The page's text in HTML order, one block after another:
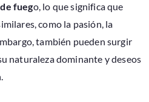
fuego, lo que significa que
como la pasión, la
también pueden surgir
naturaleza dominante y deseos